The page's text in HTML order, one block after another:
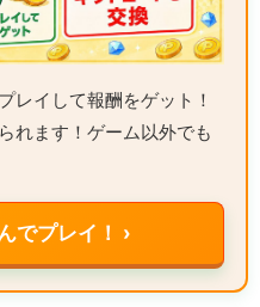
レイして報酬をゲット！
れます！ゲーム以外でも
でプレイ！ ›